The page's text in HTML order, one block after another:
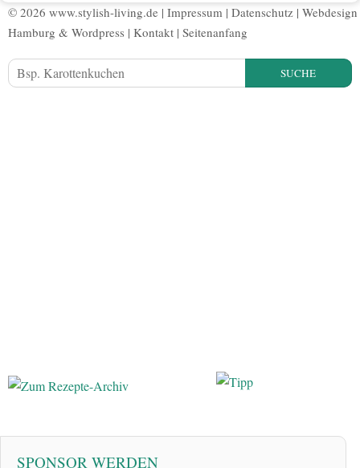
© 2026 www.stylish-living.de | Impressum | Datenschutz | Webdesign
Hamburg & Wordpress | Kontakt | Seitenanfang
SUCHE
SPONSOR WERDEN